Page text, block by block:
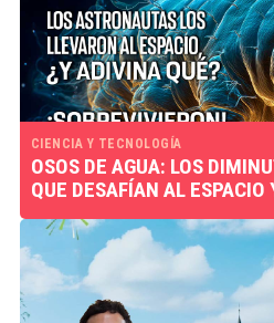
CIENCIA Y TECNOLOGÍA
OSOS DE AGUA: LOS
QUE DESAFÍAN AL